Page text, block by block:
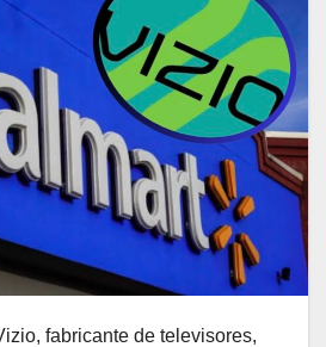
fabricante de televisores,